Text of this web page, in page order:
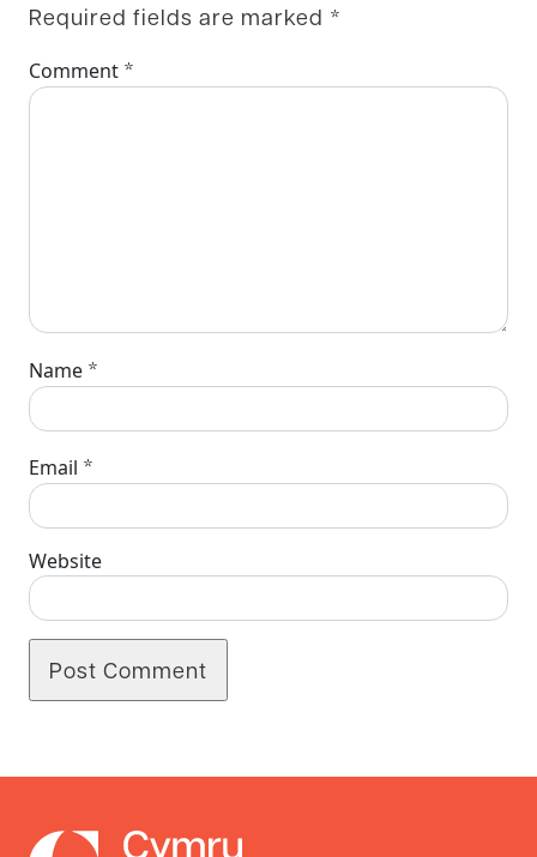
Required fields are marked *
Comment *
Name *
Email *
Website